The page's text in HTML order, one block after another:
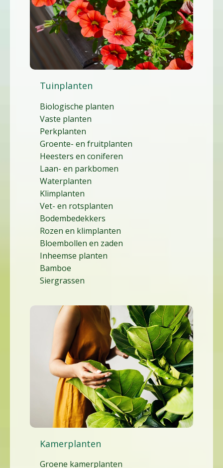
Tuinplanten
Biologische planten
Vaste planten
Perkplanten
Groente- en fruitplanten
Heesters en coniferen
Laan- en parkbomen
Waterplanten
Klimplanten
Vet- en rotsplanten
Bodembedekkers
Rozen en klimplanten
Bloembollen en zaden
Inheemse planten
Bamboe
Siergrassen
Kamerplanten
Groene kamerplanten